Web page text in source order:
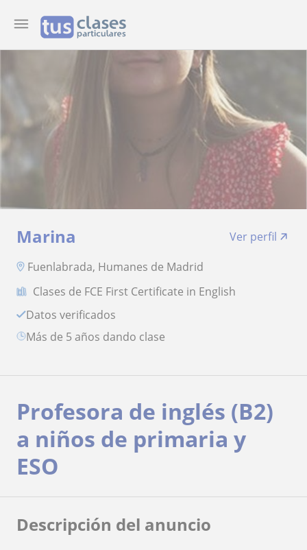
Marina
Ver perfil
Fuenlabrada, Humanes de Madrid
Clases de FCE First Certificate in English
Datos verificados
más de 5 años dando clase
Profesora de inglés (B2)
a niños de primaria y
ESO
Descripción del anuncio